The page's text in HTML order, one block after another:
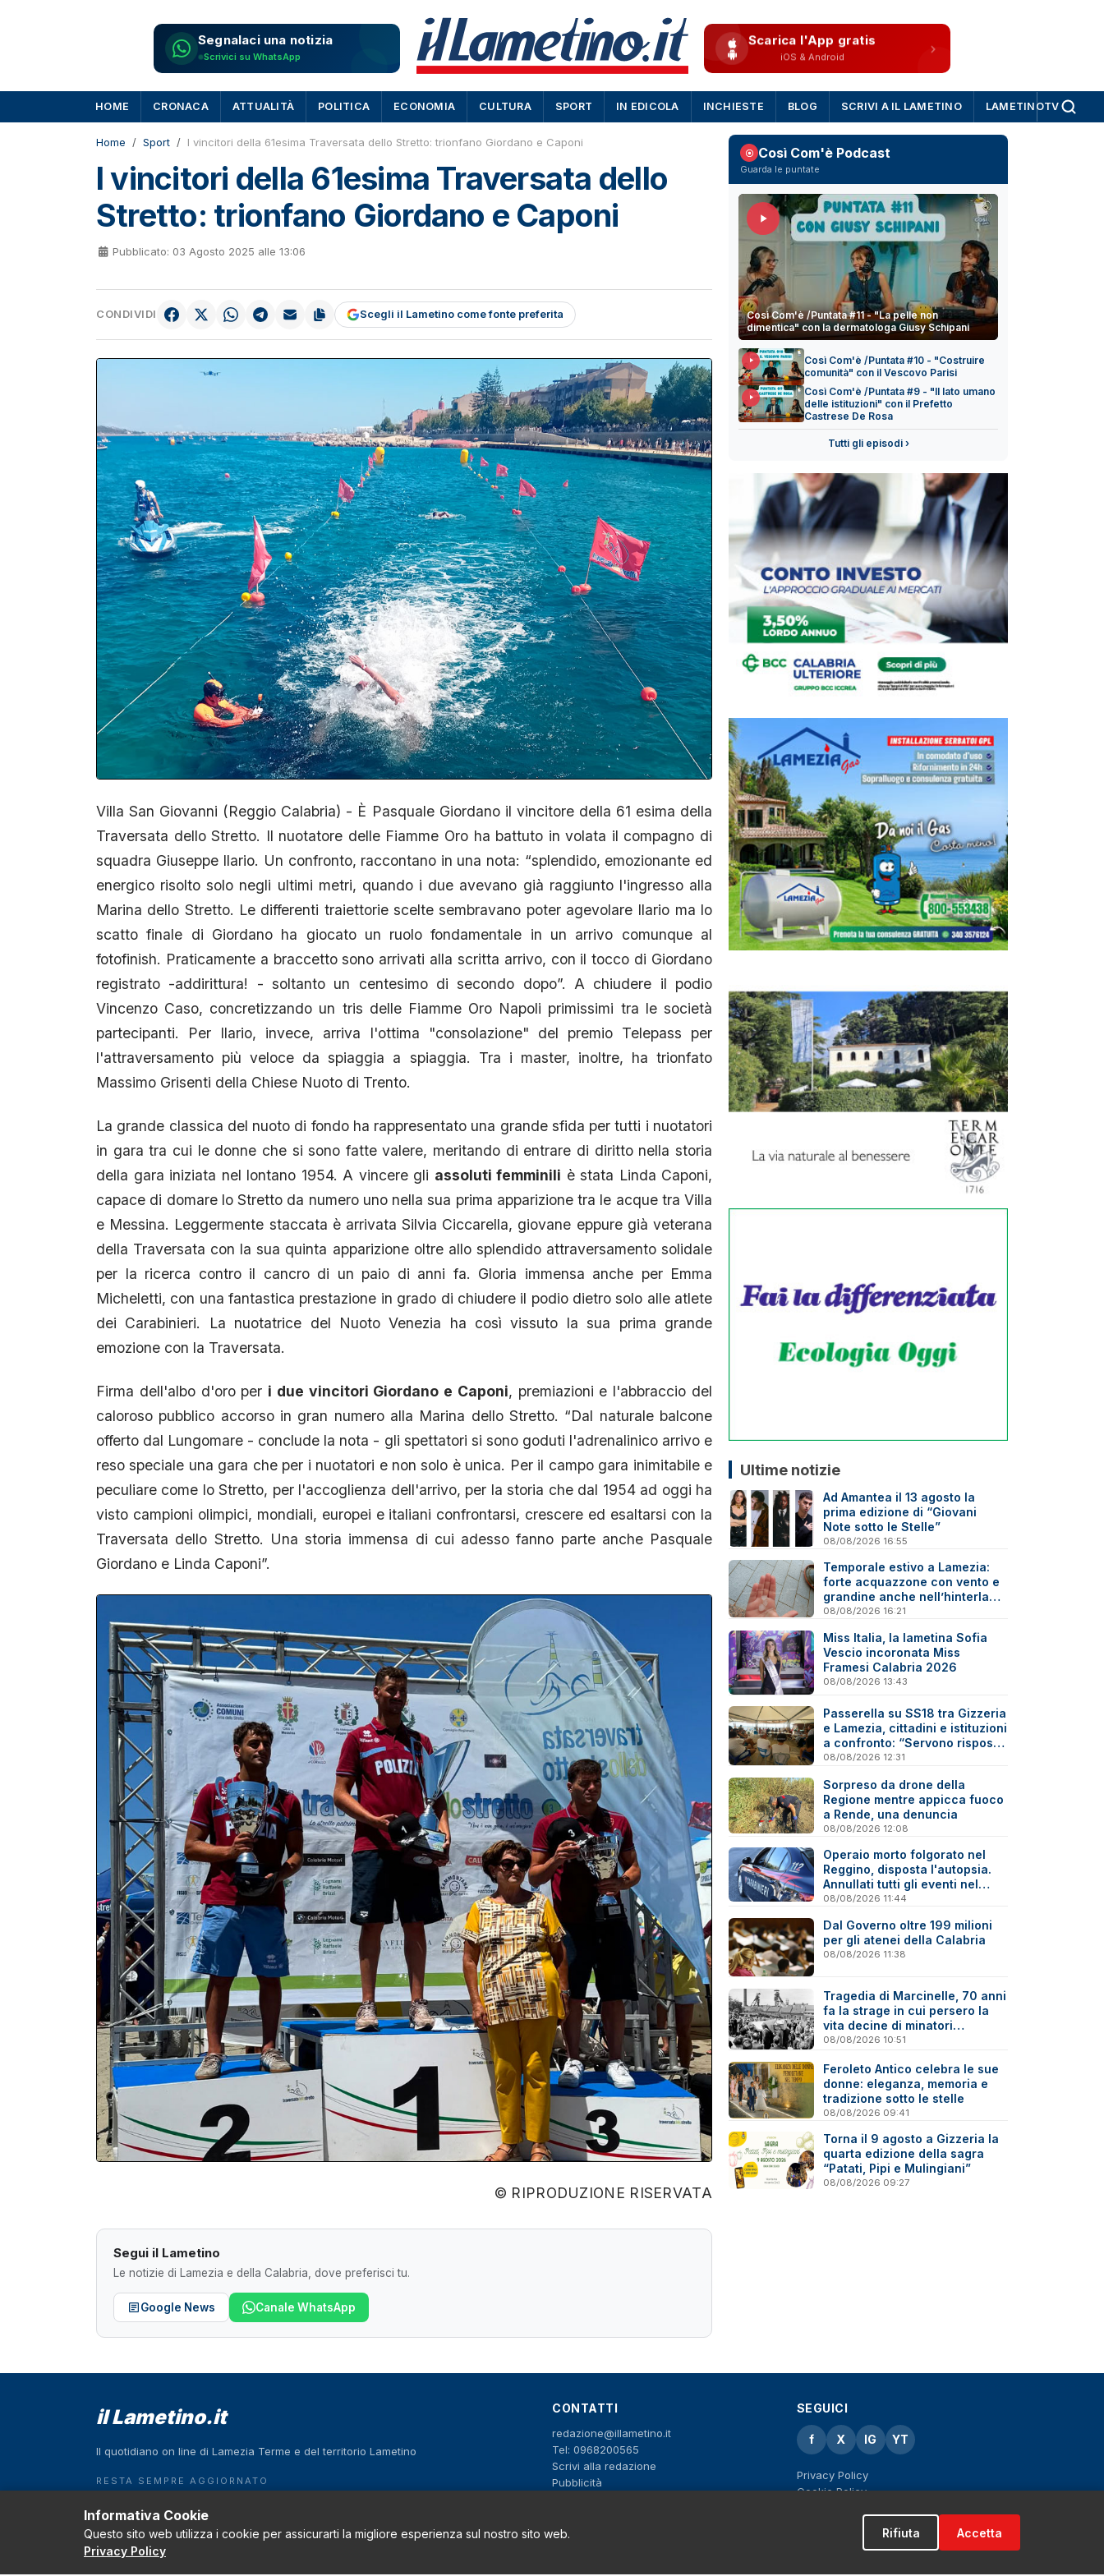
Segnalaci una notizia
Scrivici su WhatsApp
Scarica l'App gratis
iOS & Android
HOME CRONACA ATTUALITÀ POLITICA ECONOMIA CULTURA SPORT IN EDICOLA INCHIESTE BLOG SCRIVI A IL LAMETINO LAMETINOTV
Home Sport I vincitori della 61esima Traversata dello Stretto: trionfano Giordano e Caponi
I vincitori della 61esima Traversata dello
Stretto: trionfano Giordano e Caponi
Pubblicato: 03 Agosto 2025 alle 13:06
CONDIVIDI Scegli il Lametino come fonte preferita
Villa San Giovanni (Reggio Calabria) - È Pasquale Giordano il vincitore della 61 esima della
Traversata dello Stretto. Il nuotatore delle Fiamme Oro ha battuto in volata il compagno di
squadra Giuseppe Ilario. Un confronto, raccontano in una nota: “splendido, emozionante ed
energico risolto solo negli ultimi metri, quando i due avevano già raggiunto l'ingresso alla
Marina dello Stretto. Le differenti traiettorie scelte sembravano poter agevolare Ilario ma lo
scatto finale di Giordano ha giocato un ruolo fondamentale in un arrivo comunque al
fotofinish. Praticamente a braccetto sono arrivati alla scritta arrivo, con il tocco di Giordano
registrato -addirittura! - soltanto un centesimo di secondo dopo”. A chiudere il podio
Vincenzo Caso, concretizzando un tris delle Fiamme Oro Napoli primissimi tra le società
partecipanti. Per Ilario, invece, arriva l'ottima "consolazione" del premio Telepass per
l'attraversamento più veloce da spiaggia a spiaggia. Tra i master, inoltre, ha trionfato
Massimo Grisenti della Chiese Nuoto di Trento.
La grande classica del nuoto di fondo ha rappresentato una grande sfida per tutti i nuotatori
in gara tra cui le donne che si sono fatte valere, meritando di entrare di diritto nella storia
della gara iniziata nel lontano 1954. A vincere gli assoluti femminili è stata Linda Caponi,
capace di domare lo Stretto da numero uno nella sua prima apparizione tra le acque tra Villa
e Messina. Leggermente staccata è arrivata Silvia Ciccarella, giovane eppure già veterana
della Traversata con la sua quinta apparizione oltre allo splendido attraversamento solidale
per la ricerca contro il cancro di un paio di anni fa. Gloria immensa anche per Emma
Micheletti, con una fantastica prestazione in grado di chiudere il podio dietro solo alle atlete
dei Carabinieri. La nuotatrice del Nuoto Venezia ha così vissuto la sua prima grande
emozione con la Traversata.
Firma dell'albo d'oro per i due vincitori Giordano e Caponi, premiazioni e l'abbraccio del
caloroso pubblico accorso in gran numero alla Marina dello Stretto. “Dal naturale balcone
offerto dal Lungomare - conclude la nota - gli spettatori si sono goduti l'adrenalinico arrivo e
reso speciale una gara che per i nuotatori e non solo è unica. Per il campo gara inimitabile e
peculiare come lo Stretto, per l'accoglienza dell'arrivo, per la storia che dal 1954 ad oggi ha
visto campioni olimpici, mondiali, europei e italiani confrontarsi, crescere ed esaltarsi con la
Traversata dello Stretto. Una storia immensa di cui adesso fanno parte anche Pasquale
Giordano e Linda Caponi”.
© RIPRODUZIONE RISERVATA
Segui il Lametino
Le notizie di Lamezia e della Calabria, dove preferisci tu.
Google News Canale WhatsApp
Così Com'è Podcast
Guarda le puntate
Così Com'è /Puntata #11 - "La pelle non
dimentica" con la dermatologa Giusy Schipani
Così Com'è /Puntata #10 - "Costruire
comunità" con il Vescovo Parisi
Così Com'è /Puntata #9 - "Il lato umano
delle istituzioni" con il Prefetto
Castrese De Rosa
Tutti gli episodi ›
Ultime notizie
Ad Amantea il 13 agosto la
prima edizione di “Giovani
Note sotto le Stelle”
08/08/2026 16:55
Temporale estivo a Lamezia:
forte acquazzone con vento e
grandine anche nell’hinterland
- Video
08/08/2026 16:21
Miss Italia, la lametina Sofia
Vescio incoronata Miss
Framesi Calabria 2026
08/08/2026 13:43
Passerella su SS18 tra Gizzeria
e Lamezia, cittadini e istituzioni
a confronto: “Servono risposte
e tempi certi”
08/08/2026 12:31
Sorpreso da drone della
Regione mentre appicca fuoco
a Rende, una denuncia
08/08/2026 12:08
Operaio morto folgorato nel
Reggino, disposta l'autopsia.
Annullati tutti gli eventi nel
paese della tragedia
08/08/2026 11:44
Dal Governo oltre 199 milioni
per gli atenei della Calabria
08/08/2026 11:38
Tragedia di Marcinelle, 70 anni
fa la strage in cui persero la
vita decine di minatori
calabresi
08/08/2026 10:51
Feroleto Antico celebra le sue
donne: eleganza, memoria e
tradizione sotto le stelle
08/08/2026 09:41
Torna il 9 agosto a Gizzeria la
quarta edizione della sagra
“Patati, Pipi e Mulingiani”
08/08/2026 09:27
il Lametino.it
Il quotidiano on line di Lamezia Terme e del territorio Lametino
RESTA SEMPRE AGGIORNATO
Download on the
App Store
GET IT ON
Google Play
CONTATTI
redazione@illametino.it
Tel: 0968200565
Scrivi alla redazione
Pubblicità
SEGUICI
f X IG YT
Privacy Policy
Cookie Policy
Informativa Cookie
Questo sito web utilizza i cookie per assicurarti la migliore esperienza sul nostro sito web.
Privacy Policy
Rifiuta Accetta